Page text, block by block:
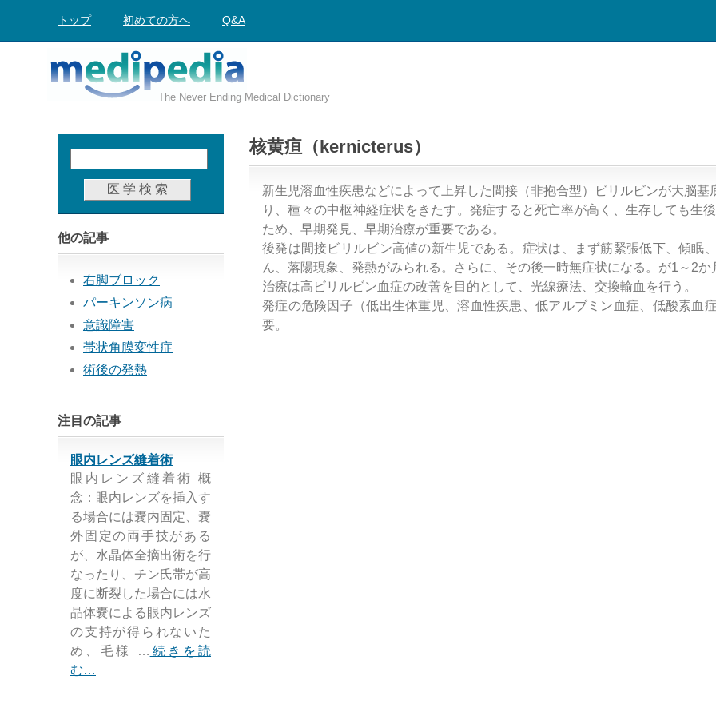
核黄疸（kernicterus）
新生児溶血性疾患などによって上昇した間接（非抱合型）ビリルビンが大脳
り、種々の中枢神経症状をきたす。発症すると死亡率が高く、生存しても生
ため、早期発見、早期治療が重要である。
後発は間接ビリルビン高値の新生児である。症状は、まず筋緊張低下、傾眠
ん、落陽現象、発熱がみられる。さらに、その後一時無症状になる。が1～2か
治療は高ビリルビン血症の改善を目的として、光線療法、交換輸血を行う。
発症の危険因子（低出生体重児、溶血性疾患、低アルブミン血症、低酸素血
要。
他の記事
右脚ブロック
パーキンソン病
意識障害
帯状角膜変性症
術後の発熱
注目の記事
眼内レンズ縫着術
眼内レンズ縫着術 概
念：眼内レンズを挿入す
る場合には嚢内固定、嚢
外固定の両手技がある
が、水晶体全摘出術を行
なったり、チン氏帯が高
度に断裂した場合には水
晶体嚢による眼内レンズ
の支持が得られないた
め、毛様 … 続きを読
む…
トップ 初めての方へ Q&A
The Never Ending Medical Dictionary